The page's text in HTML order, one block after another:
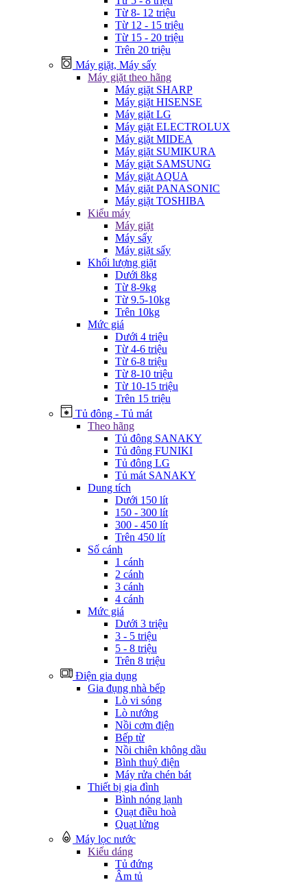
Từ 8- 12 triệu
Từ 12 - 15 triệu
Từ 15 - 20 triệu
Trên 20 triệu
Máy giặt, Máy sấy
Máy giặt theo hãng
Máy giặt SHARP
Máy giặt HISENSE
Máy giặt LG
Máy giặt ELECTROLUX
Máy giặt MIDEA
Máy giặt SUMIKURA
Máy giặt SAMSUNG
Máy giặt AQUA
Máy giặt PANASONIC
Máy giặt TOSHIBA
Kiểu máy
Máy giặt
Máy sấy
Máy giặt sấy
Khối lượng giặt
Dưới 8kg
Từ 8-9kg
Từ 9.5-10kg
Trên 10kg
Mức giá
Dưới 4 triệu
Từ 4-6 triệu
Từ 6-8 triệu
Từ 8-10 triệu
Từ 10-15 triệu
Trên 15 triệu
Tủ đông - Tủ mát
Theo hãng
Tủ đông SANAKY
Tủ đông FUNIKI
Tủ đông LG
Tủ mát SANAKY
Dung tích
Dưới 150 lít
150 - 300 lít
300 - 450 lít
Trên 450 lít
Số cánh
1 cánh
2 cánh
3 cánh
4 cánh
Mức giá
Dưới 3 triệu
3 - 5 triệu
5 - 8 triệu
Trên 8 triệu
Điện gia dụng
Gia đụng nhà bếp
Lò vi sóng
Lò nướng
Nồi cơm điện
Bếp từ
Nồi chiên không dầu
Bình thuỷ điện
Máy rửa chén bát
Thiết bị gia đình
Bình nóng lạnh
Quạt điều hoà
Quạt lửng
Máy lọc nước
Kiểu dáng
Tủ đứng
Âm tủ